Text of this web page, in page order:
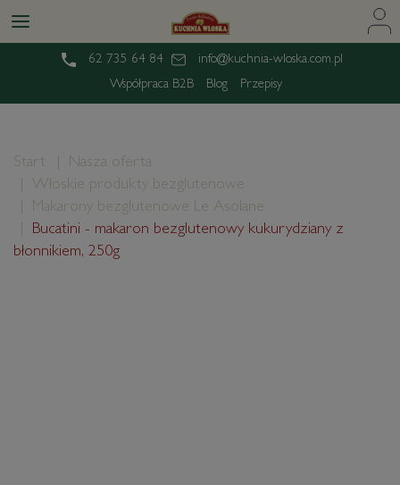
62 735 64 84
info@kuchnia-wloska.com.pl
Współpraca B2B
Blog Przepisy
Start
Nasza oferta
Włoskie produkty bezglutenowe
Makarony bezglutenowe Le Asolane
Bucatini - makaron bezglutenowy kukurydziany z
błonnikiem, 250g